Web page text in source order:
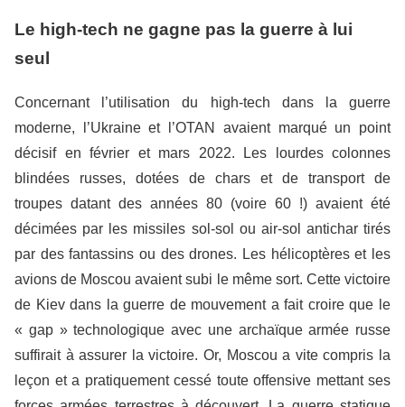
Le high-tech ne gagne pas la guerre à lui
seul
Concernant l’utilisation du high-tech dans la guerre
moderne, l’Ukraine et l’OTAN avaient marqué un point
décisif en février et mars 2022. Les lourdes colonnes
blindées russes, dotées de chars et de transport de
troupes datant des années 80 (voire 60 !) avaient été
décimées par les missiles sol-sol ou air-sol antichar tirés
par des fantassins ou des drones. Les hélicoptères et les
avions de Moscou avaient subi le même sort. Cette victoire
de Kiev dans la guerre de mouvement a fait croire que le
« gap » technologique avec une archaïque armée russe
suffirait à assurer la victoire. Or, Moscou a vite compris la
leçon et a pratiquement cessé toute offensive mettant ses